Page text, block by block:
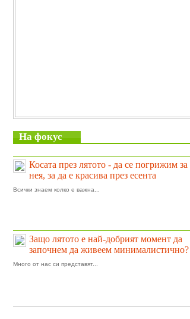
На фокус
Косата през лятото - да се погрижим за
нея, за да е красива през есента
Всички знаем колко е важна...
Защо лятото е най-добрият момент да
започнем да живеем минималистично?
Много от нас си представят...